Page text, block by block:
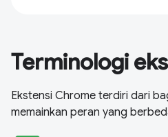
Terminologi
Ekstensi Chrome terdiri dari
memainkan peran yang